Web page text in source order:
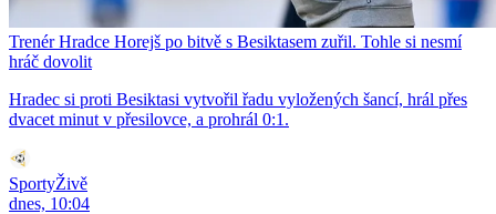
Trenér Hradce Horejš po bitvě s Besiktasem zuřil. Tohle si nesmí
hráč dovolit
Hradec si proti Besiktasi vytvořil řadu vyložených šancí, hrál přes
dvacet minut v přesilovce, a prohrál 0:1.
SportyŽivě
dnes, 10:04